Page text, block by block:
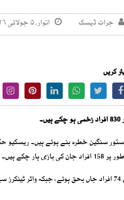
جرات ڈیسک اتوار, ۵ جولائی ۲۰۲۶
کریں
سنگین خطرہ بنے ہوئے ہیں۔
ہیں۔